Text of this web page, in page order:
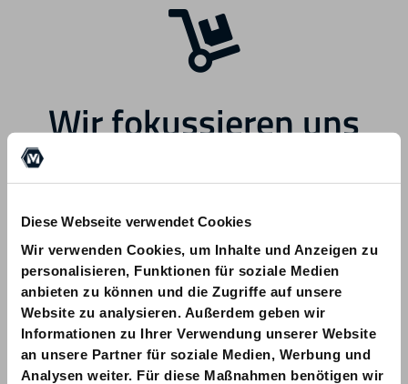
Diese Webseite verwendet Cookies
Wir verwenden Cookies, um Inhalte und Anzeigen zu
personalisieren, Funktionen für soziale Medien
anbieten zu können und die Zugriffe auf unsere
Website zu analysieren. Außerdem geben wir
Informationen zu Ihrer Verwendung unserer Website
an unsere Partner für soziale Medien, Werbung und
Analysen weiter. Für diese Maßnahmen benötigen wir
Wir fokussieren uns
zukünftig auf andere
Bereiche.
Bei Fragen zu Ihrer Bestellung wenden
Sie sich bitte an info@am-quality.com